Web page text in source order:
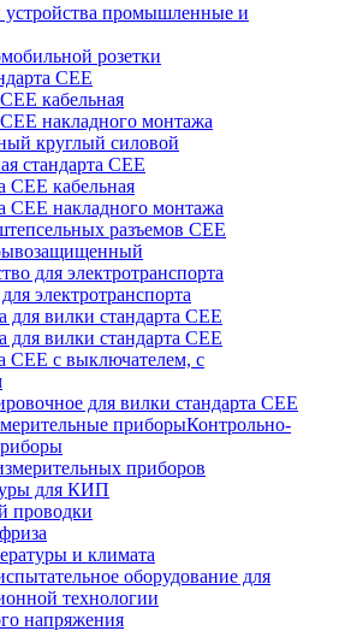
устройства промышленные и
розетки
CEE
кабельная
накладного монтажа
круглый силовой
стандарта CEE
СЕЕ кабельная
СЕЕ накладного монтажа
разъемов CEE
для электротранспорта
электротранспорта
вилки стандарта CEE
вилки стандарта CEE
СЕЕ с выключателем, с
для вилки стандарта CEE
Контрольно-
приборов
для КИП
проводки
и климата
оборудование для
технологии
напряжения